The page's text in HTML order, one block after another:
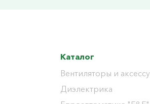
Каталог
Вентиляторы и
Диэлектрика